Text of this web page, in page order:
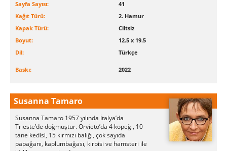
Sayfa Sayısı:
41
Kağıt Türü:
2. Hamur
Kapak Türü:
Ciltsiz
Boyut:
12.5 x 19.5
Dil:
Türkçe
Baskı: 2022
Susanna Tamaro
Susanna Tamaro 1957 yılında İtalya’da
Trieste’de doğmuştur. Orvieto’da 4 köpeği, 10
tane kedisi, 15 kırmızı balığı, çok sayıda
papağanı, kaplumbağası, kirpisi ve hamsteri ile